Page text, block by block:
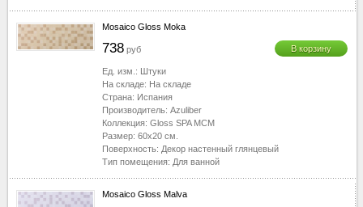
Mosaico Gloss Moka
738 руб В корзину
Ед. изм.: Штуки
На складе: На складе
Страна: Испания
Производитель: Azuliber
Коллекция: Gloss SPA MCM
Размер: 60x20 см.
Поверхность: Декор настенный глянцевый
Тип помещения: Для ванной
Mosaico Gloss Malva